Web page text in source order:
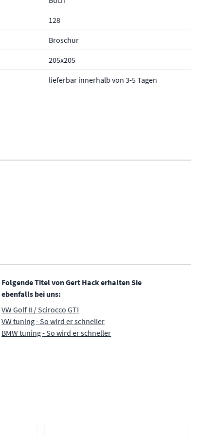
128
Broschur
205x205
lieferbar innerhalb von 3-5 Tagen
Folgende Titel von Gert Hack erhalten Sie
ebenfalls bei uns:
VW Golf II / Scirocco GTI
VW tuning - So wird er schneller
BMW tuning - So wird er schneller